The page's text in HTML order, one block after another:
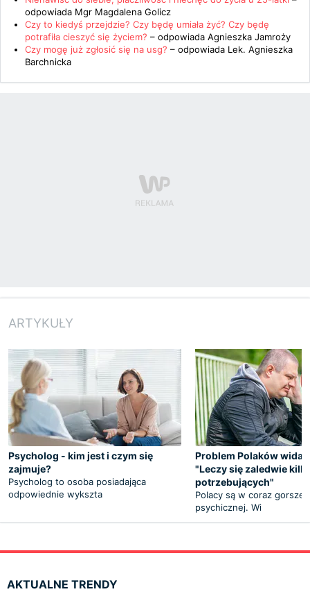
odpowiada Mgr Magdalena Golicz
Czy to kiedyś przejdzie? Czy będę umiała żyć? Czy będę
potrafiła cieszyć się życiem? – odpowiada Agnieszka Jamroży
Czy mogę już zgłosić się na usg? – odpowiada Lek. Agnieszka
Barchnicka
ARTYKUŁY
Psycholog - kim jest i czym się
zajmuje?
Psycholog to osoba posiadająca
odpowiednie wykszta
Problem Polaków
"Leczy się zaledwie
potrzebujących"
Polacy są w coraz gorszej
psychicznej. Wi
AKTUALNE TRENDY